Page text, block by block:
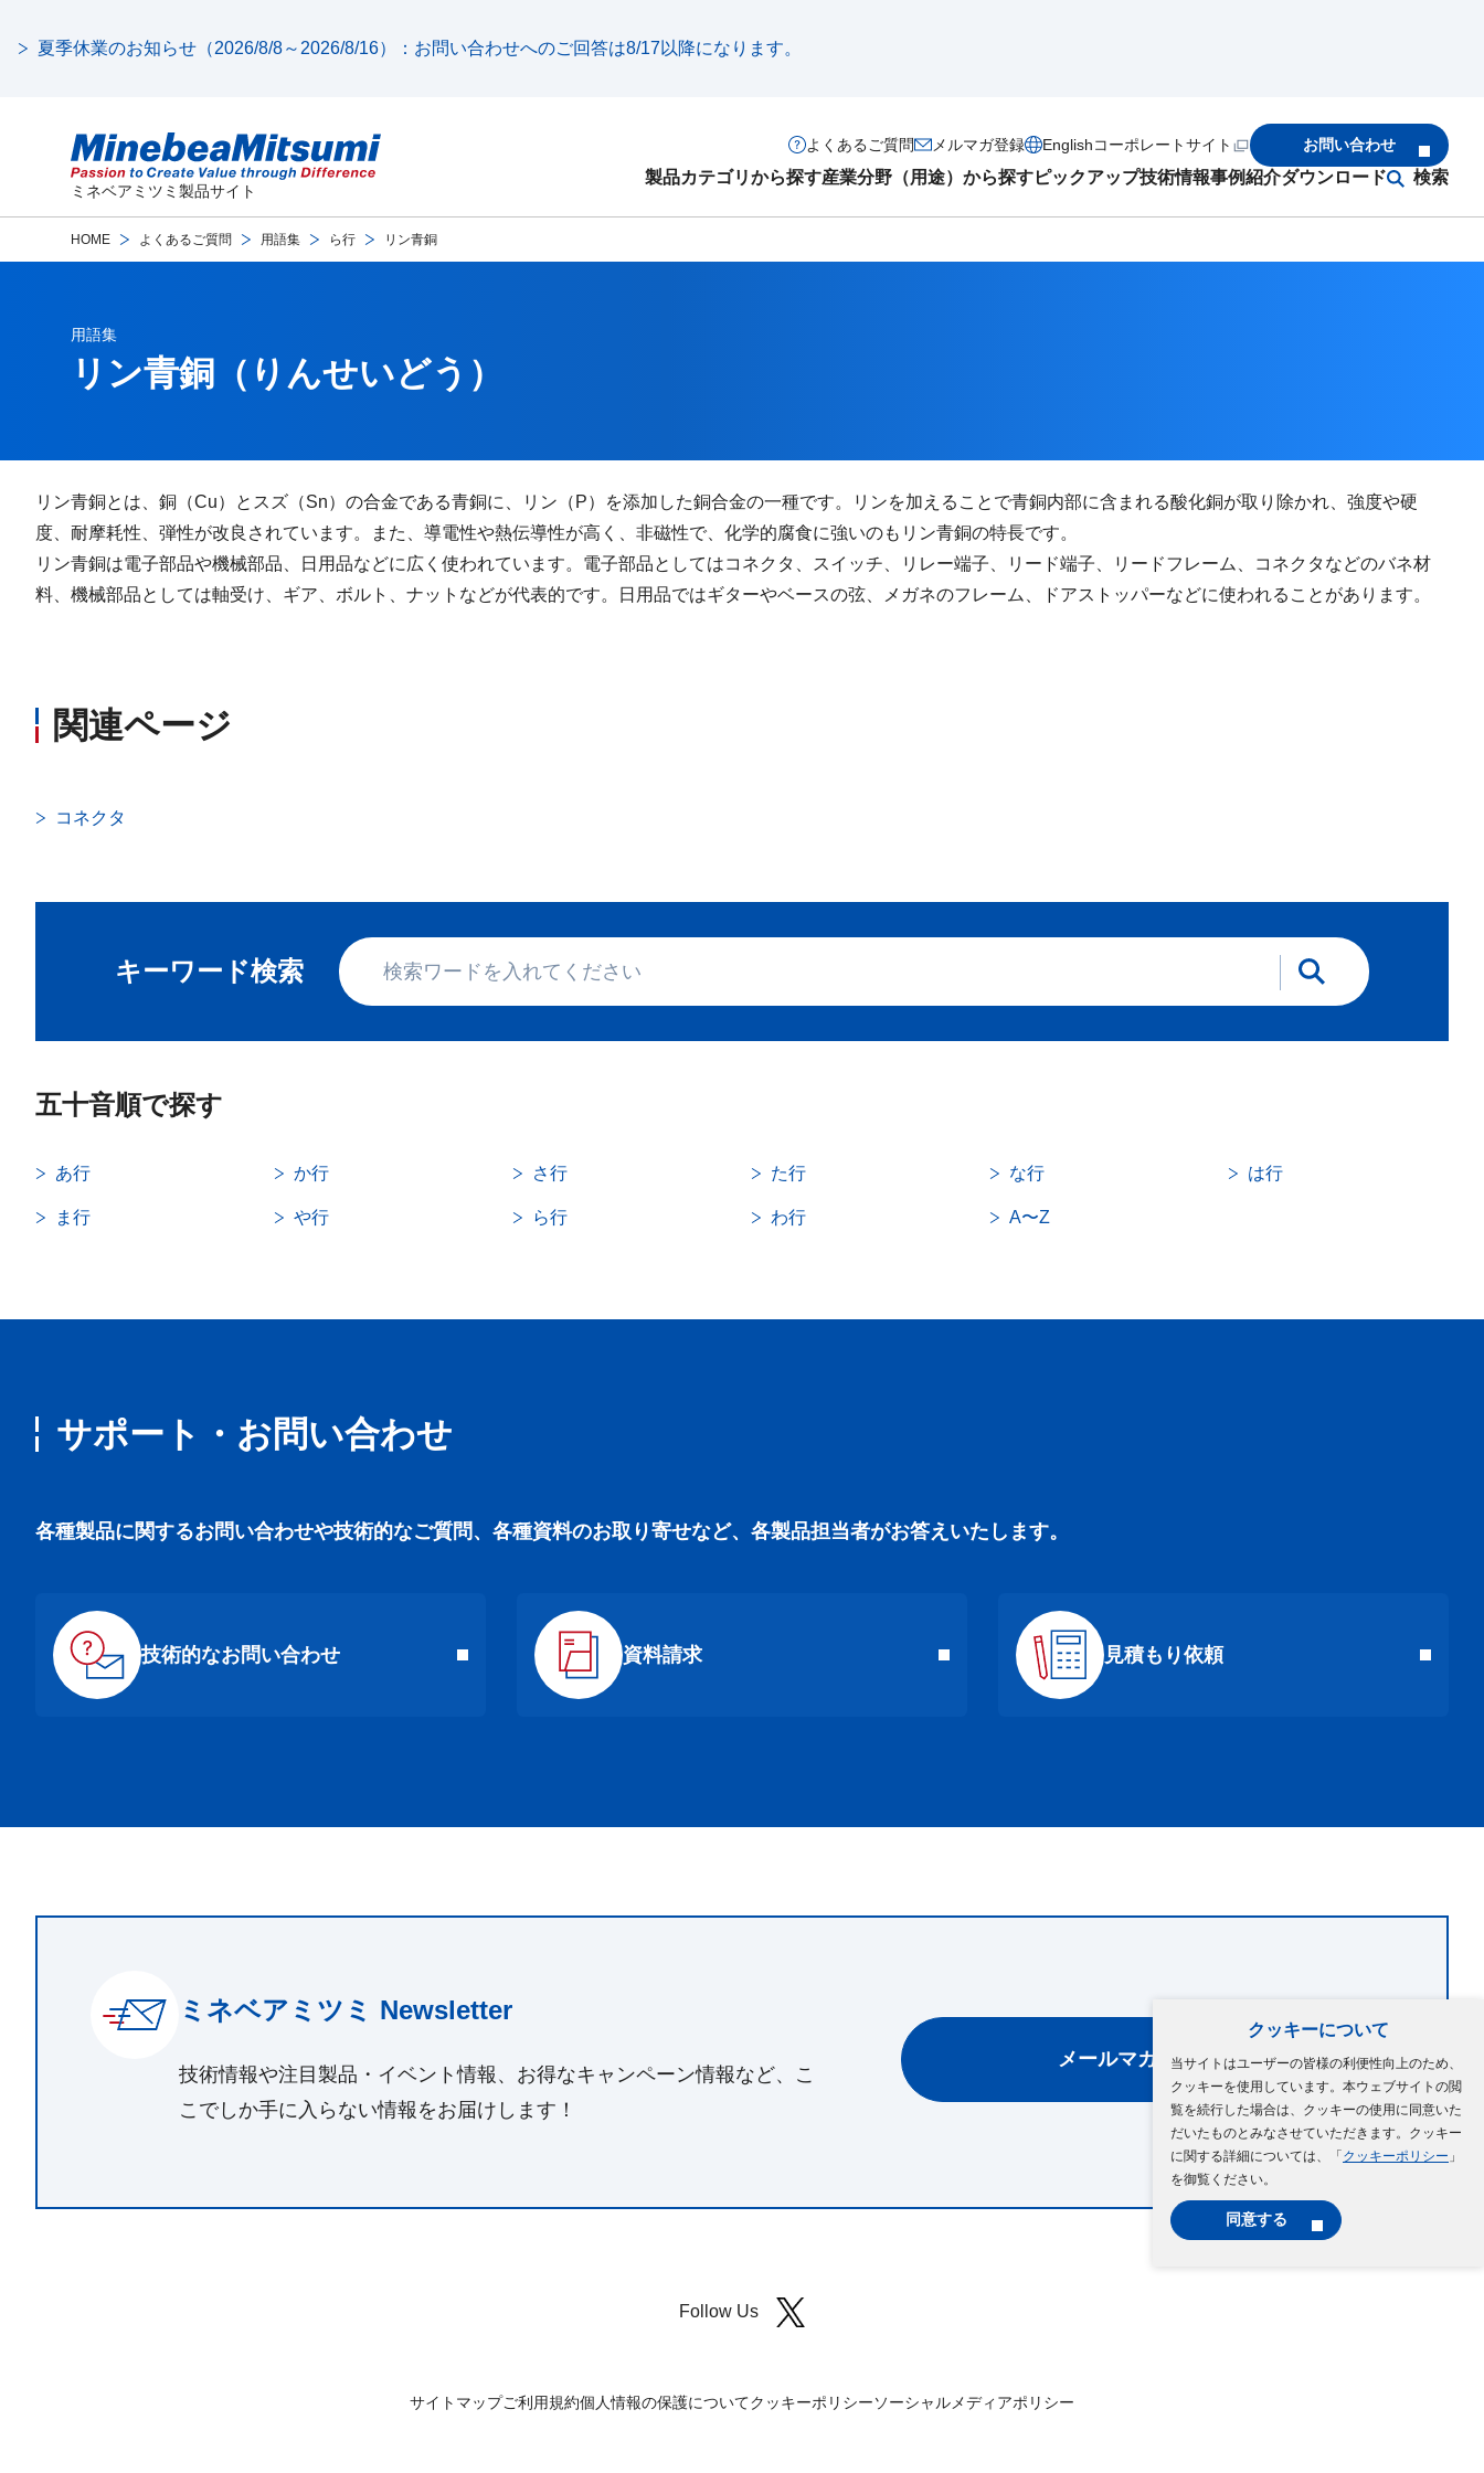
クッキーについて
当サイトはユーザーの皆様の利便性向上のため、
クッキーを使用しています。本ウェブサイトの閲
覧を続行した場合は、クッキーの使用に同意いた
だいたものとみなさせていただきます。クッキー
に関する詳細については、「 クッキーポリシー 」
を御覧ください。
同意する
夏季休業のお知らせ（2026/8/8～2026/8/16）：お問い合わせへのご回答は8/17以降になります。
ミネベアミツミ製品サイト
製品カテゴリから探す産業分野（用途）から探すピックアップ技術情報事例紹介ダウンロード 検索
よくあるご質問 メルマガ登録 Englishコーポレートサイト お問い合わせ
HOME よくあるご質問 用語集 ら行 リン青銅
用語集
リン青銅 （りんせいどう）
リン青銅とは、銅（Cu）とスズ（Sn）の合金である青銅に、リン（P）を添加した銅合金の一種です。リンを加えることで青銅内部に含まれる酸化銅が取り除かれ、強度や硬
度、耐摩耗性、弾性が改良されています。また、導電性や熱伝導性が高く、非磁性で、化学的腐食に強いのもリン青銅の特長です。
リン青銅は電子部品や機械部品、日用品などに広く使われています。電子部品としてはコネクタ、スイッチ、リレー端子、リード端子、リードフレーム、コネクタなどのバネ材
料、機械部品としては軸受け、ギア、ボルト、ナットなどが代表的です。日用品ではギターやベースの弦、メガネのフレーム、ドアストッパーなどに使われることがあります。
関連ページ
コネクタ
キーワード検索
五十音順で探す
あ行 か行 さ行 た行 な行 は行
ま行 や行 ら行 わ行 A〜Z
サポート・お問い合わせ
各種製品に関するお問い合わせや技術的なご質問、各種資料のお取り寄せなど、各製品担当者がお答えいたします。
技術的なお問い合わせ 資料請求 見積もり依頼
ミネベアミツミ Newsletter
技術情報や注目製品・イベント情報、お得なキャンペーン情報など、こ
こでしか手に入らない情報をお届けします！
メールマガジン登録
Follow Us
サイトマップご利用規約個人情報の保護についてクッキーポリシーソーシャルメディアポリシー